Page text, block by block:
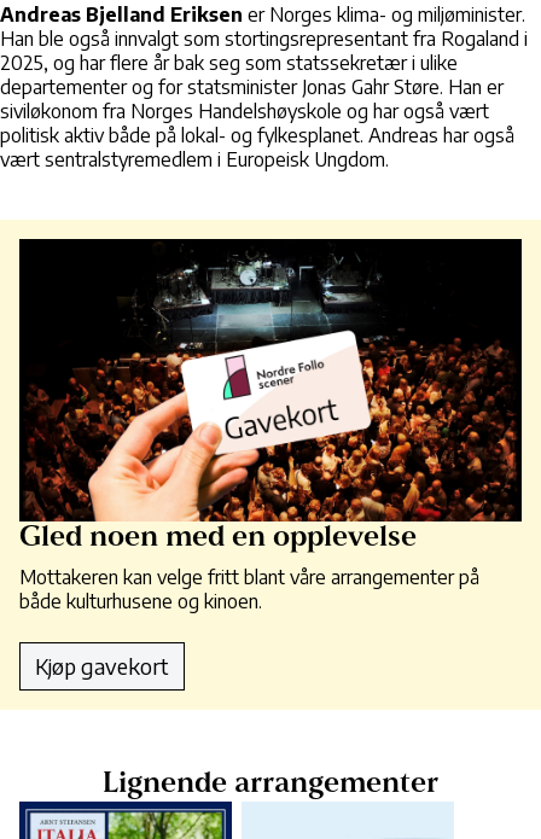
Andreas Bjelland Eriksen er Norges klima- og miljøminister.
Han ble også innvalgt som stortingsrepresentant fra Rogaland i
2025, og har flere år bak seg som statssekretær i ulike
departementer og for statsminister Jonas Gahr Støre. Han er
siviløkonom fra Norges Handelshøyskole og har også vært
politisk aktiv både på lokal- og fylkesplanet. Andreas har også
vært sentralstyremedlem i Europeisk Ungdom.
Gled noen med en opplevelse
Mottakeren kan velge fritt blant våre arrangementer på
både kulturhusene og kinoen.
Kjøp gavekort
Lignende arrangementer